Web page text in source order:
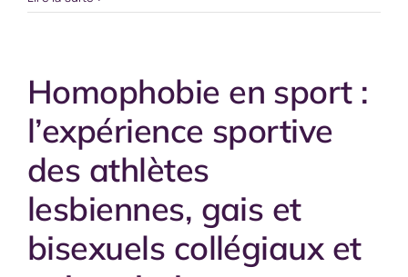
Homophobie en sport :
l’expérience sportive
des athlètes
lesbiennes, gais et
bisexuels collégiaux et